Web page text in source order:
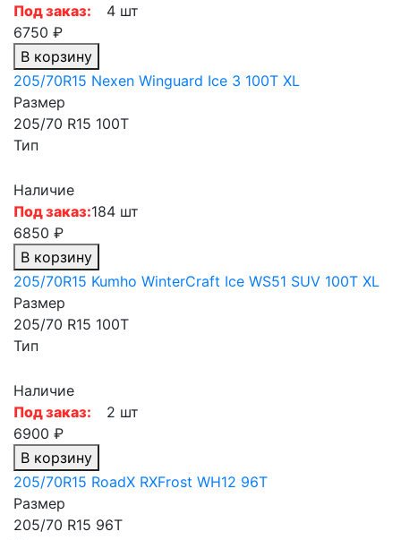
Под заказ:
4 шт
6750 ₽
В корзину
205/70R15 Nexen Winguard Ice 3 100T XL
Размер
205/70 R15 100T
Тип
Наличие
Под заказ:184 шт
6850 ₽
В корзину
205/70R15 Kumho WinterCraft Ice WS51 SUV 100T XL
Размер
205/70 R15 100T
Тип
Наличие
Под заказ:
2 шт
6900 ₽
В корзину
205/70R15 RoadX RXFrost WH12 96T
Размер
205/70 R15 96T